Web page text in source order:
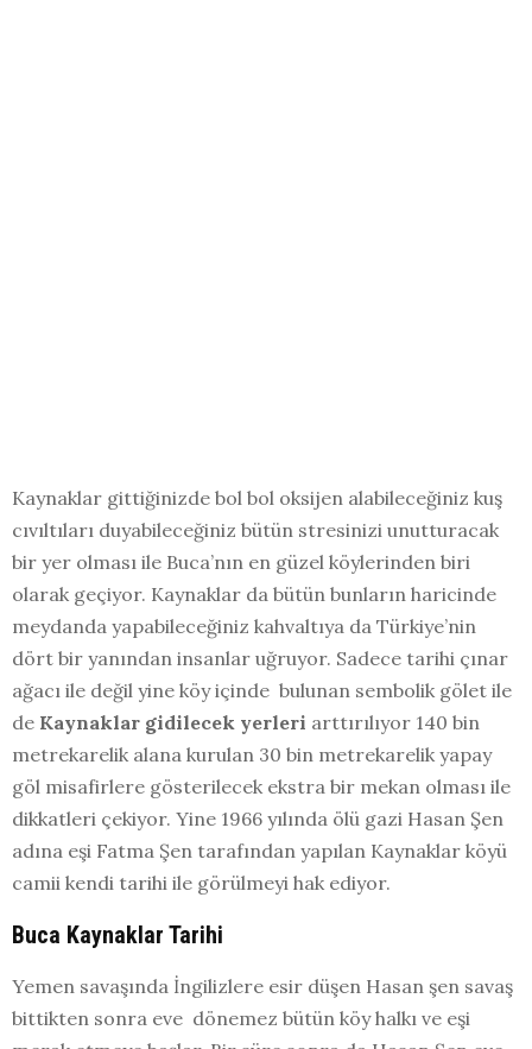
Kaynaklar gittiğinizde bol bol oksijen alabileceğiniz kuş
cıvıltıları duyabileceğiniz bütün stresinizi unutturacak
bir yer olması ile Buca’nın en güzel köylerinden biri
olarak geçiyor. Kaynaklar da bütün bunların haricinde
meydanda yapabileceğiniz kahvaltıya da Türkiye’nin
dört bir yanından insanlar uğruyor. Sadece tarihi çınar
ağacı ile değil yine köy içinde bulunan sembolik gölet ile
de Kaynaklar gidilecek yerleri arttırılıyor 140 bin
metrekarelik alana kurulan 30 bin metrekarelik yapay
göl misafirlere gösterilecek ekstra bir mekan olması ile
dikkatleri çekiyor. Yine 1966 yılında ölü gazi Hasan Şen
adına eşi Fatma Şen tarafından yapılan Kaynaklar köyü
camii kendi tarihi ile görülmeyi hak ediyor.
Buca Kaynaklar Tarihi
Yemen savaşında İngilizlere esir düşen Hasan şen savaş
bittikten sonra eve dönemez bütün köy halkı ve eşi